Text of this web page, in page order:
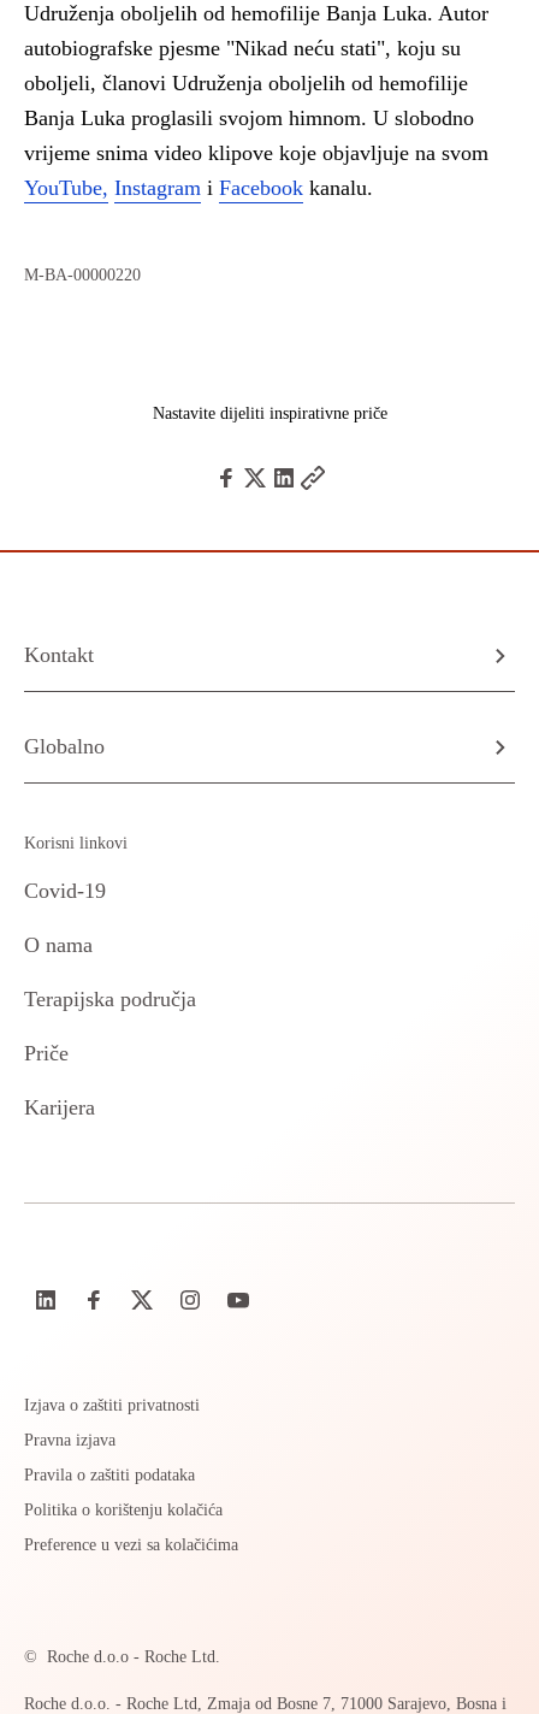
Udruženja oboljelih od hemofilije Banja Luka. Autor
autobiografske pjesme "Nikad neću stati", koju su
oboljeli, članovi Udruženja oboljelih od hemofilije
Banja Luka proglasili svojom himnom. U slobodno
vrijeme snima video klipove koje objavljuje na svom
YouTube, Instagram i Facebook kanalu.
M-BA-00000220
Nastavite dijeliti inspirativne priče
Kontakt
Globalno
Korisni linkovi
Covid-19
O nama
Terapijska područja
Priče
Karijera
Izjava o zaštiti privatnosti
Pravna izjava
Pravila o zaštiti podataka
Politika o korištenju kolačića
Preference u vezi sa kolačićima
© Roche d.o.o - Roche Ltd.
Roche d.o.o. - Roche Ltd, Zmaja od Bosne 7, 71000 Sarajevo, Bosna i